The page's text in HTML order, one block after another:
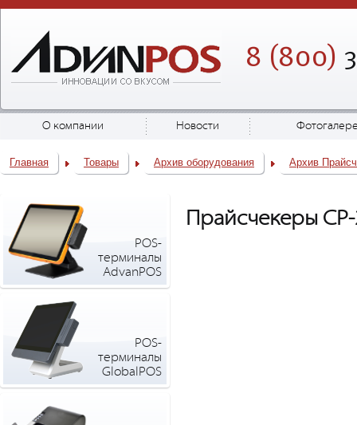
8 (800)
О компании Новости
Главная Товары Архив оборудования Архив
POS-
терминалы
AdvanPOS
POS-
терминалы
GlobalPOS
Прайсчекеры